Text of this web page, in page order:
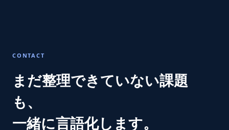
CONTACT
まだ整理できていない課題
も、
一緒に言語化します。